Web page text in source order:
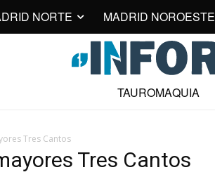
NORTE MADRID NOROESTE
TAUROMAQUIA
Tres Cantos
Tres Cantos